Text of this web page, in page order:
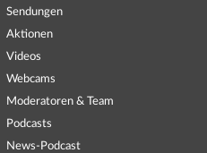
Sendungen
Aktionen
Videos
Webcams
Moderatoren & Team
Podcasts
News-Podcast